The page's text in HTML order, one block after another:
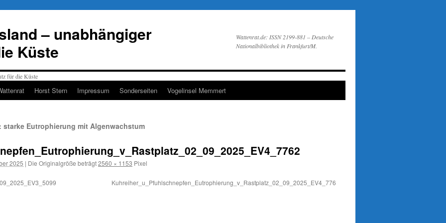
– unabhängiger
Küste
Wattenrat.de: ISSN 2199-881 – Deutsche
Nationalbibliothek in Frankfurt/M.
Horst Stern Impressum Sonderseiten Vogelinsel Memmert
starke Eutrophierung mit Algenwachstum
2025 | Die Originalgröße beträgt2560 × 1153 Pixel
Kuhreiher_u_Pfuhlschnepfen_Eutrophierung_v_Rastplatz_02_09_2025_EV4_7762